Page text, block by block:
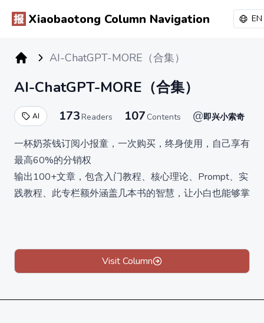
Xiaobaotong Column Navigation EN
AI-ChatGPT-MORE（合集）
AI-ChatGPT-MORE（合集）
AI 173Readers 107 Contents @即兴小索奇
一杯奶茶钱订阅小报童，一次购买，终身使用，自己享有
最高60%的分销权
输出100+文章，包含入门教程、核心理论、Prompt、实
践教程、此专栏额外涵盖几本书的智慧，让小白也能够掌
单个价值上百元，随便一个就回本！
Visit Column